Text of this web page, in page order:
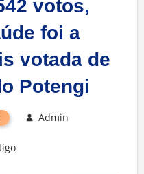
votos,
foi a
votada de
Potengi
Admin